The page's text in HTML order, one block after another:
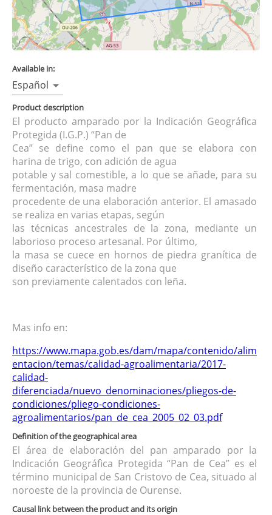
Available in:
Español
Product description
El producto amparado por la Indicación Geográfica
Protegida (I.G.P.) “Pan de
Cea” se define como el pan que se elabora con
harina de trigo, con adición de agua
potable y sal comestible, a lo que se añade, para su
fermentación, masa madre
procedente de una elaboración anterior. El amasado
se realiza en varias etapas, según
las técnicas ancestrales de la zona, mediante un
laborioso proceso artesanal. Por último,
la masa se cuece en hornos de piedra granítica de
diseño característico de la zona que
son previamente calentados con leña.
Mas info en:
https://www.mapa.gob.es/dam/mapa/contenido/alim
entacion/temas/calidad-agroalimentaria/2017-
calidad-
diferenciada/nuevo_denominaciones/pliegos-de-
condiciones/pliego-condiciones-
agroalimentarios/pan_de_cea_2005_02_03.pdf
Definition of the geographical area
El área de elaboración del pan amparado por la
Indicación Geográfica Protegida “Pan de Cea” es el
término municipal de San Cristovo de Cea, situado al
noroeste de la provincia de Ourense.
Causal link between the product and its origin